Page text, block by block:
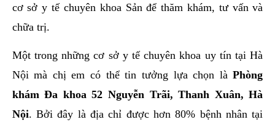
cơ sở y tế chuyên khoa Sản để thăm khám, tư vấn và
chữa trị.
Một trong những cơ sở y tế chuyên khoa uy tín tại Hà
Nội mà chị em có thể tin tưởng lựa chọn làPhòng
khám Đa khoa 52 Nguyễn Trãi, Thanh Xuân, Hà
Nội. Bởi đây là địa chỉ được hơn 80% bệnh nhân tại